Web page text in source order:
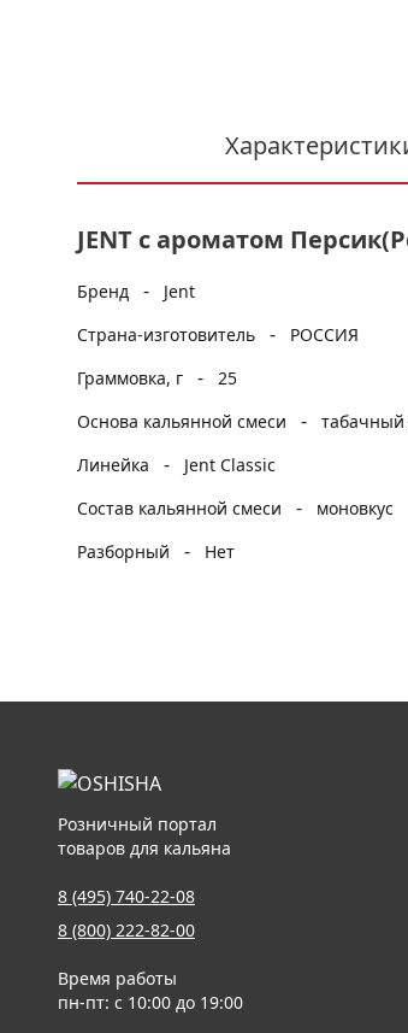
JENT с ароматом
Бренд -
Jent
Страна-изготовитель
-
РОССИЯ
Граммовка, г
- 25
Основа кальянной смеси
- табачный
Линейка
-
Jent Classic
Состав кальянной смеси
-
моновкус
Разборный
- Нет
Розничный портал
товаров для кальяна
8 (495) 740-22-08
8 (800) 222-82-00
Время работы
пн-пт: с 10:00 до 19:00